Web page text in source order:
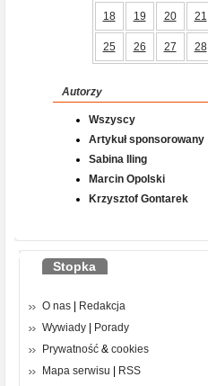
18 19 20 21
25 26 27 28
Autorzy
Wszyscy
Artykuł sponsorowany
Sabina Iling
Marcin Opolski
Krzysztof Gontarek
Stopka
O nas
Redakcja
Wywiady
Porady
Prywatność & cookies
Mapa serwisu
RSS